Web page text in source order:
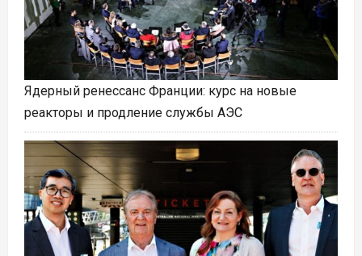
Ядерный ренессанс Франции: курс на новые
реакторы и продление службы АЭС